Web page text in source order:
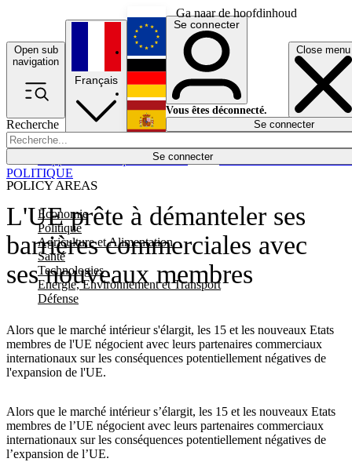
Ga naar de hoofdinhoud
Open sub
navigation
Close menu
Recherche
Se connecter
POLICY AREAS
Economie
Politique
Agriculture et Alimentation
Santé
Technologies
Energie, Environnement et Transport
Défense
Économie
Français
English
Deutsch
Español
Se connecter
Vous êtes déconnecté.
Se connecter
L'UE prête à démanteler ses
barrières commerciales avec
ses nouveaux membres
Alors que le marché intérieur s'élargit, les 15 et les nouveaux Etats
membres de l'UE négocient avec leurs partenaires commerciaux
internationaux sur les conséquences potentiellement négatives de
l'expansion de l'UE.
POLITIQUE
Alors que le marché intérieur s’élargit, les 15 et les nouveaux Etats
membres de l’UE négocient avec leurs partenaires commerciaux
internationaux sur les conséquences potentiellement négatives de
l’expansion de l’UE.